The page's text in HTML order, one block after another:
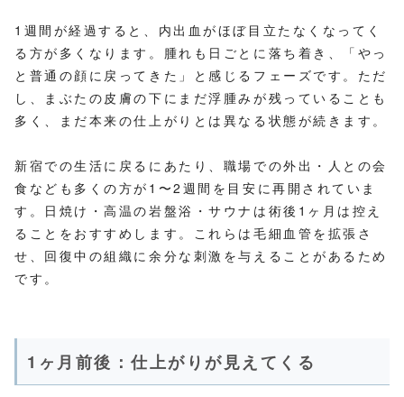
1週間が経過すると、内出血がほぼ目立たなくなってく
る方が多くなります。腫れも日ごとに落ち着き、「やっ
と普通の顔に戻ってきた」と感じるフェーズです。ただ
し、まぶたの皮膚の下にまだ浮腫みが残っていることも
多く、まだ本来の仕上がりとは異なる状態が続きます。
新宿での生活に戻るにあたり、職場での外出・人との会
食なども多くの方が1〜2週間を目安に再開されていま
す。日焼け・高温の岩盤浴・サウナは術後1ヶ月は控え
ることをおすすめします。これらは毛細血管を拡張さ
せ、回復中の組織に余分な刺激を与えることがあるため
です。
1ヶ月前後：仕上がりが見えてくる